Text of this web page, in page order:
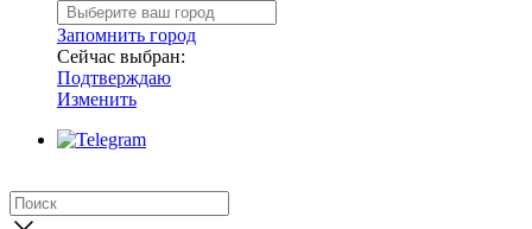
Запомнить город
Сейчас выбран:
Подтверждаю
Изменить